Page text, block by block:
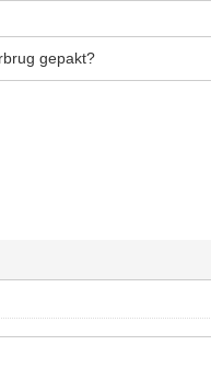
gepakt?